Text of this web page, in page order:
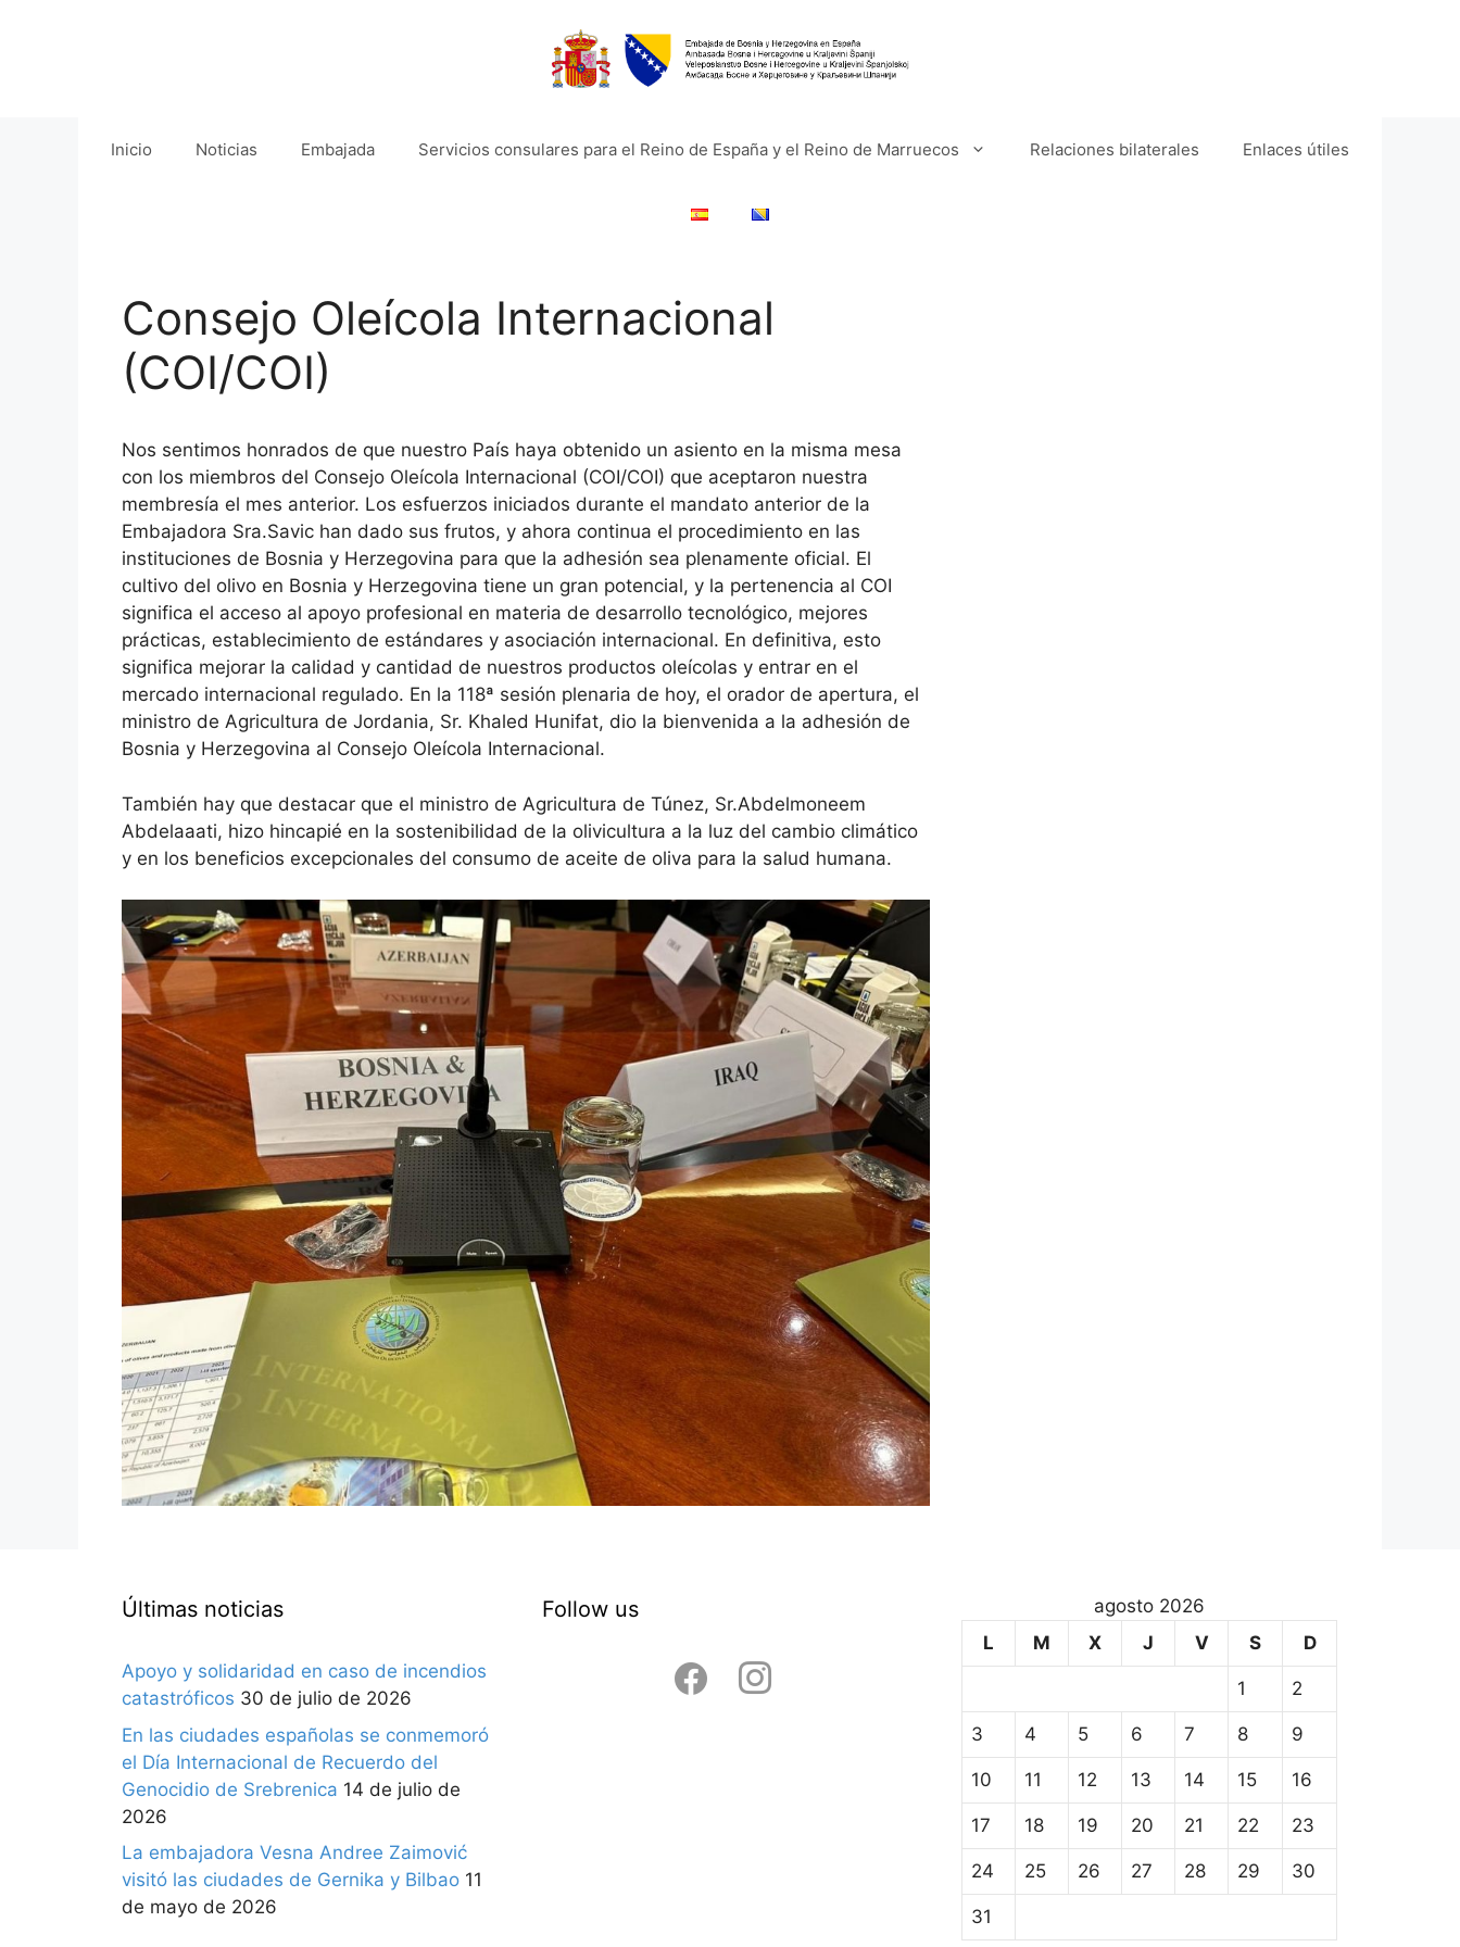
Inicio Noticias Embajada Servicios consulares para el Reino de España y el Reino de Marruecos Relaciones bilaterales Enlaces útiles
Consejo Oleícola Internacional
(COI/COI)
Nos sentimos honrados de que nuestro País haya obtenido un asiento en la misma mesa
con los miembros del Consejo Oleícola Internacional (COI/COI) que aceptaron nuestra
membresía el mes anterior. Los esfuerzos iniciados durante el mandato anterior de la
Embajadora Sra.Savic han dado sus frutos, y ahora continua el procedimiento en las
instituciones de Bosnia y Herzegovina para que la adhesión sea plenamente oficial. El
cultivo del olivo en Bosnia y Herzegovina tiene un gran potencial, y la pertenencia al COI
significa el acceso al apoyo profesional en materia de desarrollo tecnológico, mejores
prácticas, establecimiento de estándares y asociación internacional. En definitiva, esto
significa mejorar la calidad y cantidad de nuestros productos oleícolas y entrar en el
mercado internacional regulado. En la 118ª sesión plenaria de hoy, el orador de apertura, el
ministro de Agricultura de Jordania, Sr. Khaled Hunifat, dio la bienvenida a la adhesión de
Bosnia y Herzegovina al Consejo Oleícola Internacional.
También hay que destacar que el ministro de Agricultura de Túnez, Sr.Abdelmoneem
Abdelaaati, hizo hincapié en la sostenibilidad de la olivicultura a la luz del cambio climático
y en los beneficios excepcionales del consumo de aceite de oliva para la salud humana.
Últimas noticias
Apoyo y solidaridad en caso de incendios
catastróficos 30 de julio de 2026
En las ciudades españolas se conmemoró
el Día Internacional de Recuerdo del
Genocidio de Srebrenica 14 de julio de
2026
La embajadora Vesna Andree Zaimović
visitó las ciudades de Gernika y Bilbao 11
de mayo de 2026
Follow us
facebookinstagram
agosto 2026
L
M X J V S D
1 2
3 4 5 6 7 8 9
10 11 12 13 14 15 16
17 18 19 20 21 22 23
24 25 26 27 28 29 30
31